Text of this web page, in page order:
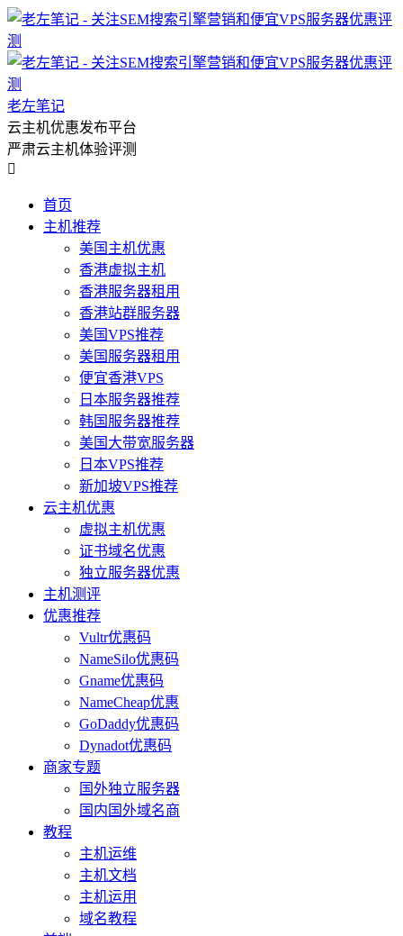
老左笔记
云主机优惠发布平台
严肃云主机体验评测

首页
主机推荐
美国主机优惠
香港虚拟主机
香港服务器租用
香港站群服务器
美国VPS推荐
美国服务器租用
便宜香港VPS
日本服务器推荐
韩国服务器推荐
美国大带宽服务器
日本VPS推荐
新加坡VPS推荐
云主机优惠
虚拟主机优惠
证书域名优惠
独立服务器优惠
主机测评
优惠推荐
Vultr优惠码
NameSilo优惠码
Gname优惠码
NameCheap优惠
GoDaddy优惠码
Dynadot优惠码
商家专题
国外独立服务器
国内国外域名商
教程
主机运维
主机文档
主机运用
域名教程